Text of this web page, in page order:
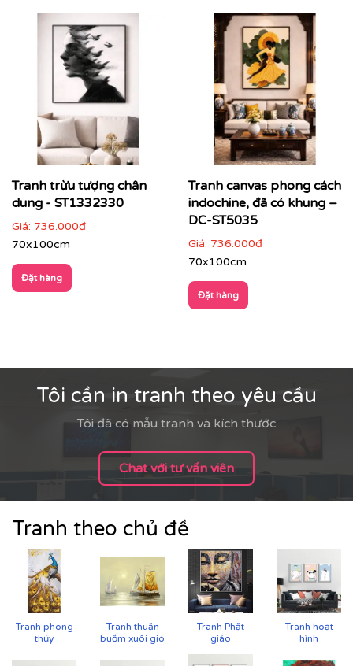
Tranh trừu tượng chân
dung - ST1332330
Giá: 736.000đ
70x100cm
Đặt hàng
Tranh canvas phong cách
indochine, đã có khung –
DC-ST5035
Giá: 736.000đ
70x100cm
Đặt hàng
Tôi cần in tranh theo yêu cầu
Tôi đã có mẫu tranh và kích thước
Chat với tư vấn viên
Tranh theo chủ đề
Tranh phong
thủy
Tranh thuận
buồm xuôi gió
Tranh Phật
giáo
Tranh hoạt
hình